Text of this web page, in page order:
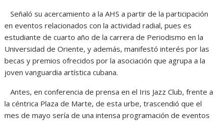
Señaló su acercamiento a la AHS a partir de la participación
en eventos relacionados con la actividad radial, pues es
estudiante de cuarto año de la carrera de Periodismo en la
Universidad de Oriente, y además, manifestó interés por las
becas y premios ofrecidos por la asociación que agrupa a la
joven vanguardia artística cubana.
Antes, en conferencia de prensa en el Iris Jazz Club, frente a
la céntrica Plaza de Marte, de esta urbe, trascendió que el
mes de mayo sería de una intensa programación de eventos